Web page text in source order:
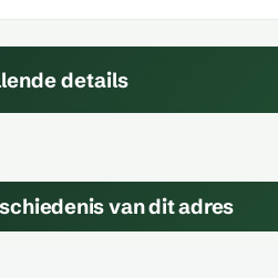
details
van dit adres